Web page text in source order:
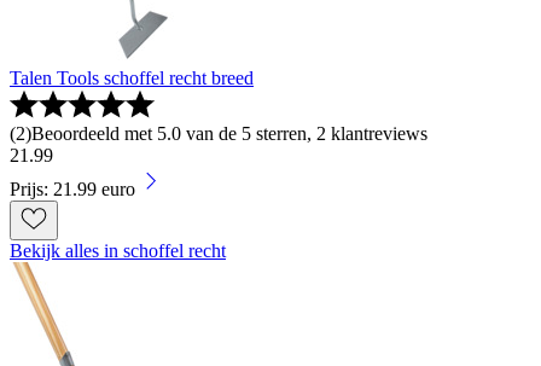
Talen Tools schoffel recht breed
(2)Beoordeeld met 5.0 van de 5 sterren, 2 klantreviews
21.99
Prijs: 21.99 euro
Bekijk alles in schoffel recht